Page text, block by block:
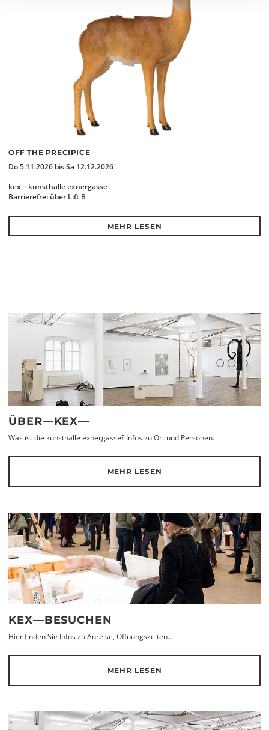
OFF THE PRECIPICE
Do 5.11.2026 bis Sa 12.12.2026
kex—kunsthalle exnergasse
Barrierefrei über Lift B
MEHR LESEN
ÜBER—KEX—
Was ist die kunsthalle exnergasse? Infos zu Ort und Personen.
MEHR LESEN
KEX—BESUCHEN
Hier finden Sie Infos zu Anreise, Öffnungszeiten...
MEHR LESEN